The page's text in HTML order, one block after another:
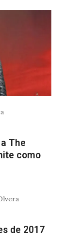
The
como
de 2017